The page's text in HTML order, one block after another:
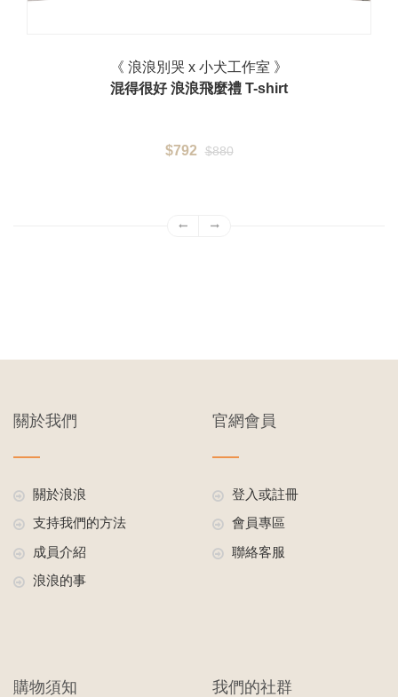
《 浪浪別哭 x 小犬工作室 》
混得很好 浪浪飛麼禮 T-shirt
$792 $880
關於我們
關於浪浪
支持我們的方法
成員介紹
浪浪的事
官網會員
登入或註冊
會員專區
聯絡客服
購物須知 我們的社群